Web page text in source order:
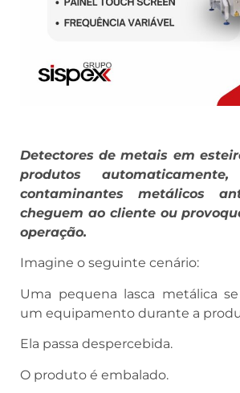
Detectores de metais em
produtos automaticamente,
contaminantes metálicos
cheguem ao cliente ou
operação.
Imagine o seguinte cenário:
Uma pequena lasca metálica
um equipamento durante a
Ela passa despercebida.
O produto é embalado.